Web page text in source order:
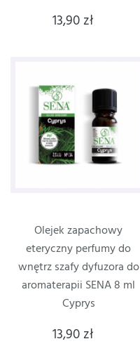
13,90 zł
Olejek zapachowy
eteryczny perfumy do
wnętrz szafy dyfuzora do
aromaterapii SENA 8 ml
Cyprys
13,90 zł